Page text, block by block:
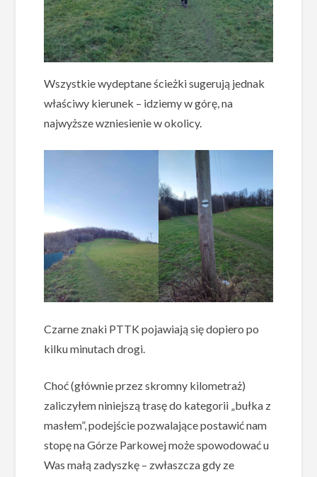
Wszystkie wydeptane ścieżki sugerują jednak
właściwy kierunek – idziemy w górę, na
najwyższe wzniesienie w okolicy.
Czarne znaki PTTK pojawiają się dopiero po
kilku minutach drogi.
Choć (głównie przez skromny kilometraż)
zaliczyłem niniejszą trasę do kategorii „bułka z
masłem”, podejście pozwalające postawić nam
stopę na Górze Parkowej może spowodować u
Was małą zadyszkę – zwłaszcza gdy ze